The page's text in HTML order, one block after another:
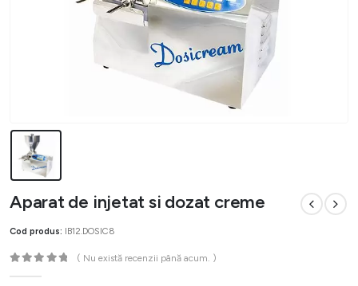
Aparat de injetat si dozat creme
Cod produs: IB12.DOSIC8
( Nu există recenzii până acum. )